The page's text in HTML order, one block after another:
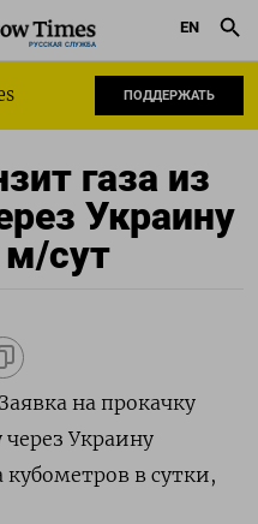
РУССКАЯ СЛУЖБА
EN
ПОДДЕРЖАТЬ
газа из
Украину
сут
на прокачку
через Украину
в сутки,